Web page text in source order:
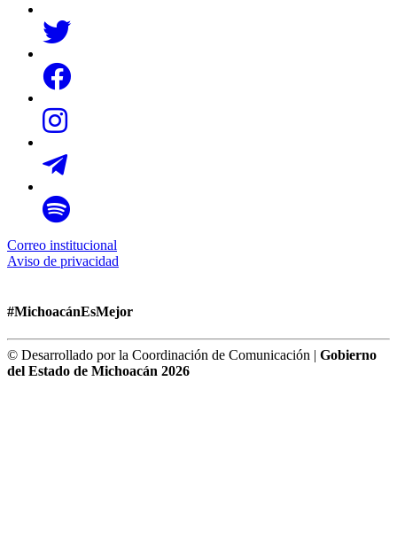
Correo institucional
Aviso de privacidad
#MichoacánEsMejor
© Desarrollado por la Coordinación de Comunicación | Gobierno
del Estado de Michoacán 2026